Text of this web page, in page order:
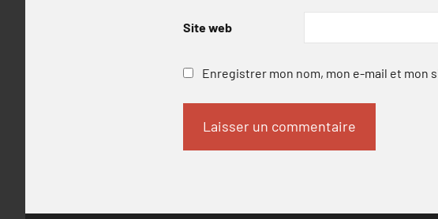
Site web
Enregistrer mon nom, mon e-mail et mon